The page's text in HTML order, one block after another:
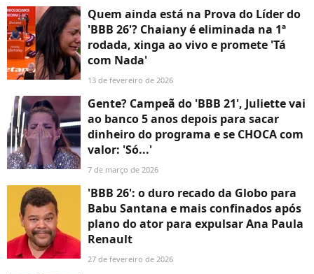
Quem ainda está na Prova do Líder do
'BBB 26'? Chaiany é eliminada na 1ª
rodada, xinga ao vivo e promete 'Tá
com Nada'
13 de fevereiro de 2026
Gente? Campeã do 'BBB 21', Juliette vai
ao banco 5 anos depois para sacar
dinheiro do programa e se CHOCA com
valor: 'Só...'
7 de março de 2026
'BBB 26': o duro recado da Globo para
Babu Santana e mais confinados após
plano do ator para expulsar Ana Paula
Renault
27 de fevereiro de 2026